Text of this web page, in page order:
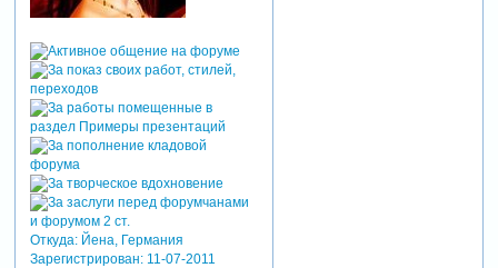
Откуда:Йена, Германия
Зарегистрирован: 11-07-2011